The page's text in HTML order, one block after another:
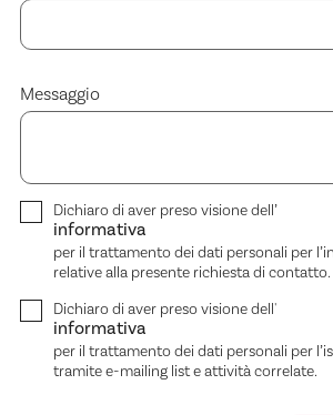
Messaggio
Dichiaro di aver preso visione dell’
informativa
per il trattamento dei dati personali per
relative alla presente richiesta di contatto.
Dichiaro di aver preso visione dell'
informativa
per il trattamento dei dati personali per
tramite e-mailing list e attività correlate.